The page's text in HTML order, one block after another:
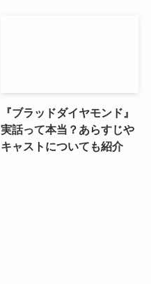
『ブラッドダイヤモンド』
実話って本当？あらすじや
キャストについても紹介